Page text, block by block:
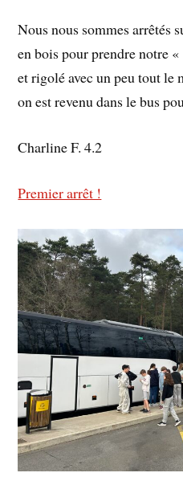
Nous nous sommes arrêtés
en bois pour prendre notre
et rigolé avec un peu tout le
on est revenu dans le bus
Charline F. 4.2
Premier arrêt !